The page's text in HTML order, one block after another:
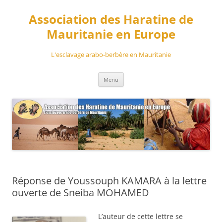
contenuAssociation des Haratine de
Mauritanie en Europe
L'esclavage arabo-berbère en Mauritanie
Menu
Réponse de Youssouph KAMARA à la lettre
ouverte de Sneiba MOHAMED
L’auteur de cette lettre se